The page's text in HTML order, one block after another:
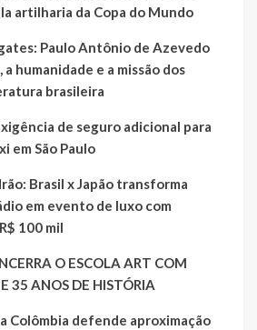
artilharia da Copa do Mundo
Paulo Antônio de Azevedo
humanidade e a missão dos
brasileira
de seguro adicional para
em São Paulo
Brasil x Japão transforma
em evento de luxo com
100 mil
O ESCOLA ART COM
35 ANOS DE HISTÓRIA
Colômbia defende aproximação